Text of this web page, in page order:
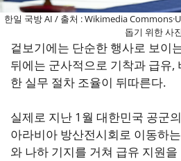
한일 국방 AI / 출처 : Wikimedia
돕기 위한 사
겉보기에는 단순한 행사로 보이
뒤에는 군사적으로 기착과 급유,
한 실무 절차 조율이 뒤따른다.
실제로 지난 1월 대한민국 공군
아라비아 방산전시회로 이동하
와 나하 기지를 거쳐 급유 지원